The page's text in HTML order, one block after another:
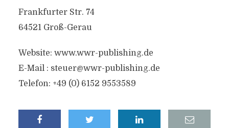
Frankfurter Str. 74
64521 Groß-Gerau
Website: www.wwr-publishing.de
E-Mail : steuer@wwr-publishing.de
Telefon: +49 (0) 6152 9553589